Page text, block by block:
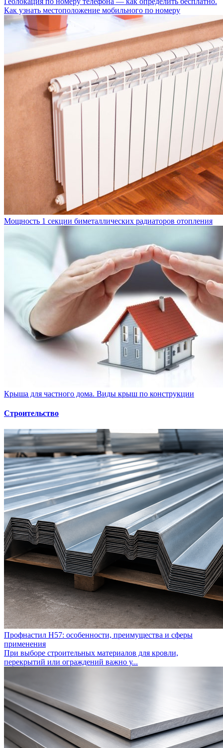
Как узнать местоположение мобильного по номеру
Мощность 1 секции биметаллических радиаторов отопления
Крыша для частного дома. Виды крыш по конструкции
Строительство
Профнастил Н57: особенности, преимущества и сферы
применения
При выборе строительных материалов для кровли,
перекрытий или ограждений важно у...